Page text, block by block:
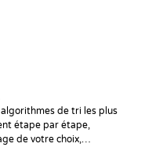
de tri les plus
étape par étape,
de votre choix,